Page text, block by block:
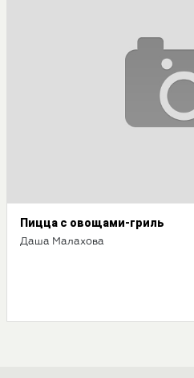
Пицца с овощами-гриль
Даша Малахова